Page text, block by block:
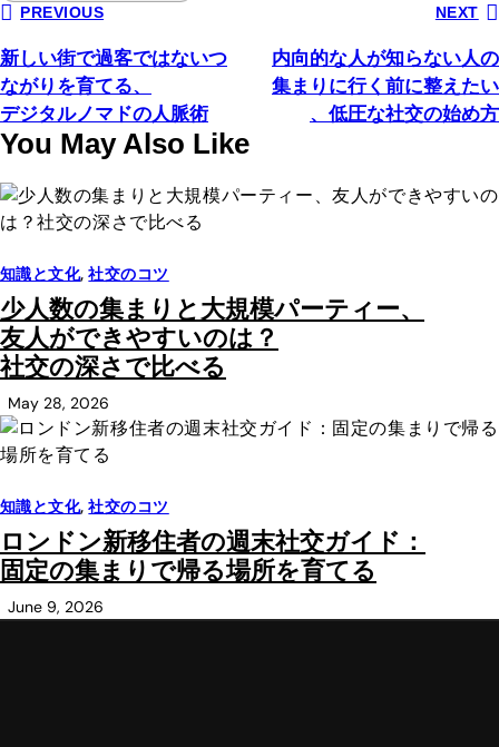
PREVIOUS
新しい街で過客ではないつ
ながりを育てる、
デジタルノマドの人脈術
NEXT
内向的な人が知らない人の
集まりに行く前に整えたい
、低圧な社交の始め方
You May Also Like
知識と文化,社交のコツ
少人数の集まりと大規模パーティー、
友人ができやすいのは？
社交の深さで比べる
May 28, 2026
知識と文化,社交のコツ
ロンドン新移住者の週末社交ガイド：
固定の集まりで帰る場所を育てる
June 9, 2026